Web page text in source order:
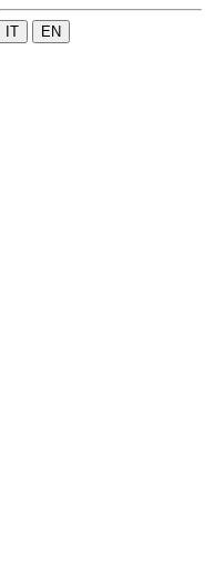
IT EN